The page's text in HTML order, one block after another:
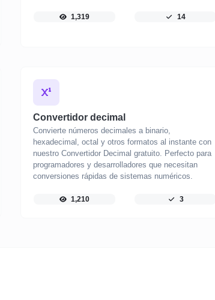
1,319 14
Convertidor decimal
Convierte números decimales a binario,
hexadecimal, octal y otros formatos al instante con
nuestro Convertidor Decimal gratuito. Perfecto para
programadores y desarrolladores que necesitan
conversiones rápidas de sistemas numéricos.
1,210 3